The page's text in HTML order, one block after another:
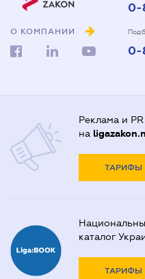
О КОМПАНИИ
0-
0-
Реклама и PR
на
ТАРИФЫ
каталог
ТАРИФЫ